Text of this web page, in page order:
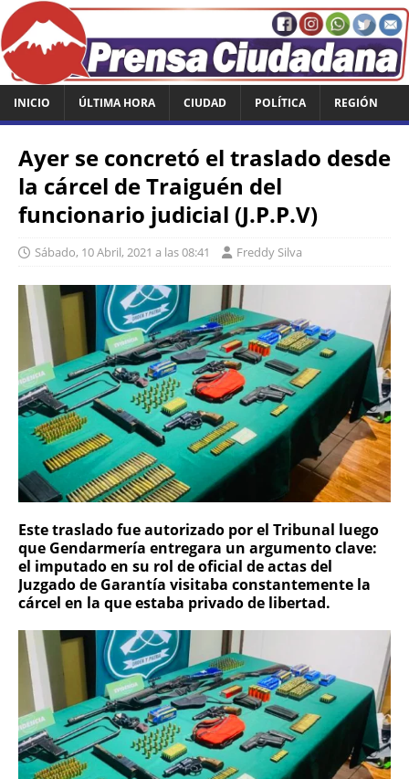
INICIO ÚLTIMA HORA CIUDAD POLÍTICA REGIÓN
Ayer se concretó el traslado desde
la cárcel de Traiguén del
funcionario judicial (J.P.P.V)
Sábado, 10 Abril, 2021 a las 08:41 Freddy Silva
Este traslado fue autorizado por el Tribunal luego
que Gendarmería entregara un argumento clave:
el imputado en su rol de oficial de actas del
Juzgado de Garantía visitaba constantemente la
cárcel en la que estaba privado de libertad.